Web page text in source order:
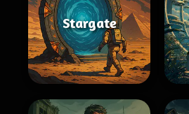
Stargate